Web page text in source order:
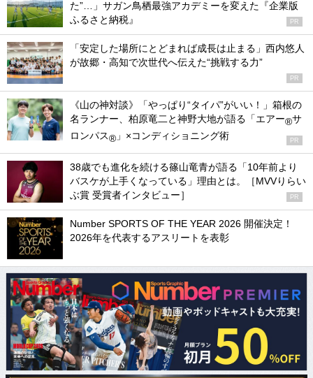
た”…」サガン鳥栖最強アカデミーを変えた『企業版
ふるさと納税』
PR
「安定した場所にとどまれば成長は止まる」西内悠人
が故郷・高知で次世代へ伝えた“挑戦する力”
PR
《山の神対談》「やっぱり“タイパ”がいい！」箱根の
名ランナー、柏原竜二と神野大地が語る「エアー®サ
ロンパス® 」×コンディショニング術 PR
38歳でも進化を続ける篠山竜青が語る「10年前より
バスケが上手くなっている」理由とは。［MVVりらい
ぶ賞 受賞者インタビュー］
PR
Number SPORTS OF THE YEAR 2026 開催決定！
2026年を代表するアスリートを表彰